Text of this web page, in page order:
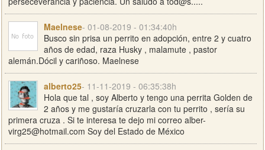
Maelnese- 01-08-2019 - 01:34:40h
Busco sin prisa un perrito en adopción, entre 2 y cuatro
años de edad, raza Husky , malamute , pastor
alemán.Dócil y cariñoso. Maelnese
alberto25- 11-11-2019 - 06:35:38h
Hola que tal , soy Alberto y tengo una perrita Golden de
2 años y me gustaría cruzarla con tu perrito , sería su
primera cruza . Si te interesa te dejo mi correo alber-
virg25@hotmail.com Soy del Estado de México